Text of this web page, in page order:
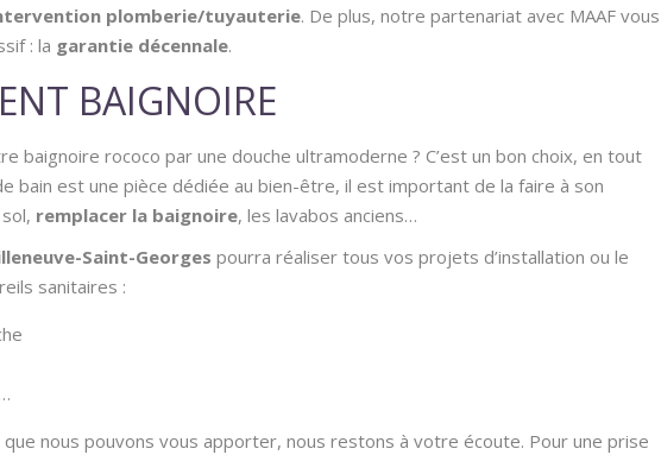
plomberie/tuyauterie. De plus, notre partenariat avec MAAF vous
: la garantie décennale.
BAIGNOIRE
baignoire rococo par une douche ultramoderne ? C’est un bon choix, en tout
bain est une pièce dédiée au bien-être, il est important de la faire à son
remplacer la baignoire, les lavabos anciens…
Saint-Georges pourra réaliser tous vos projets d’installation ou le
sanitaires :
que nous pouvons vous apporter, nous restons à votre écoute. Pour une prise